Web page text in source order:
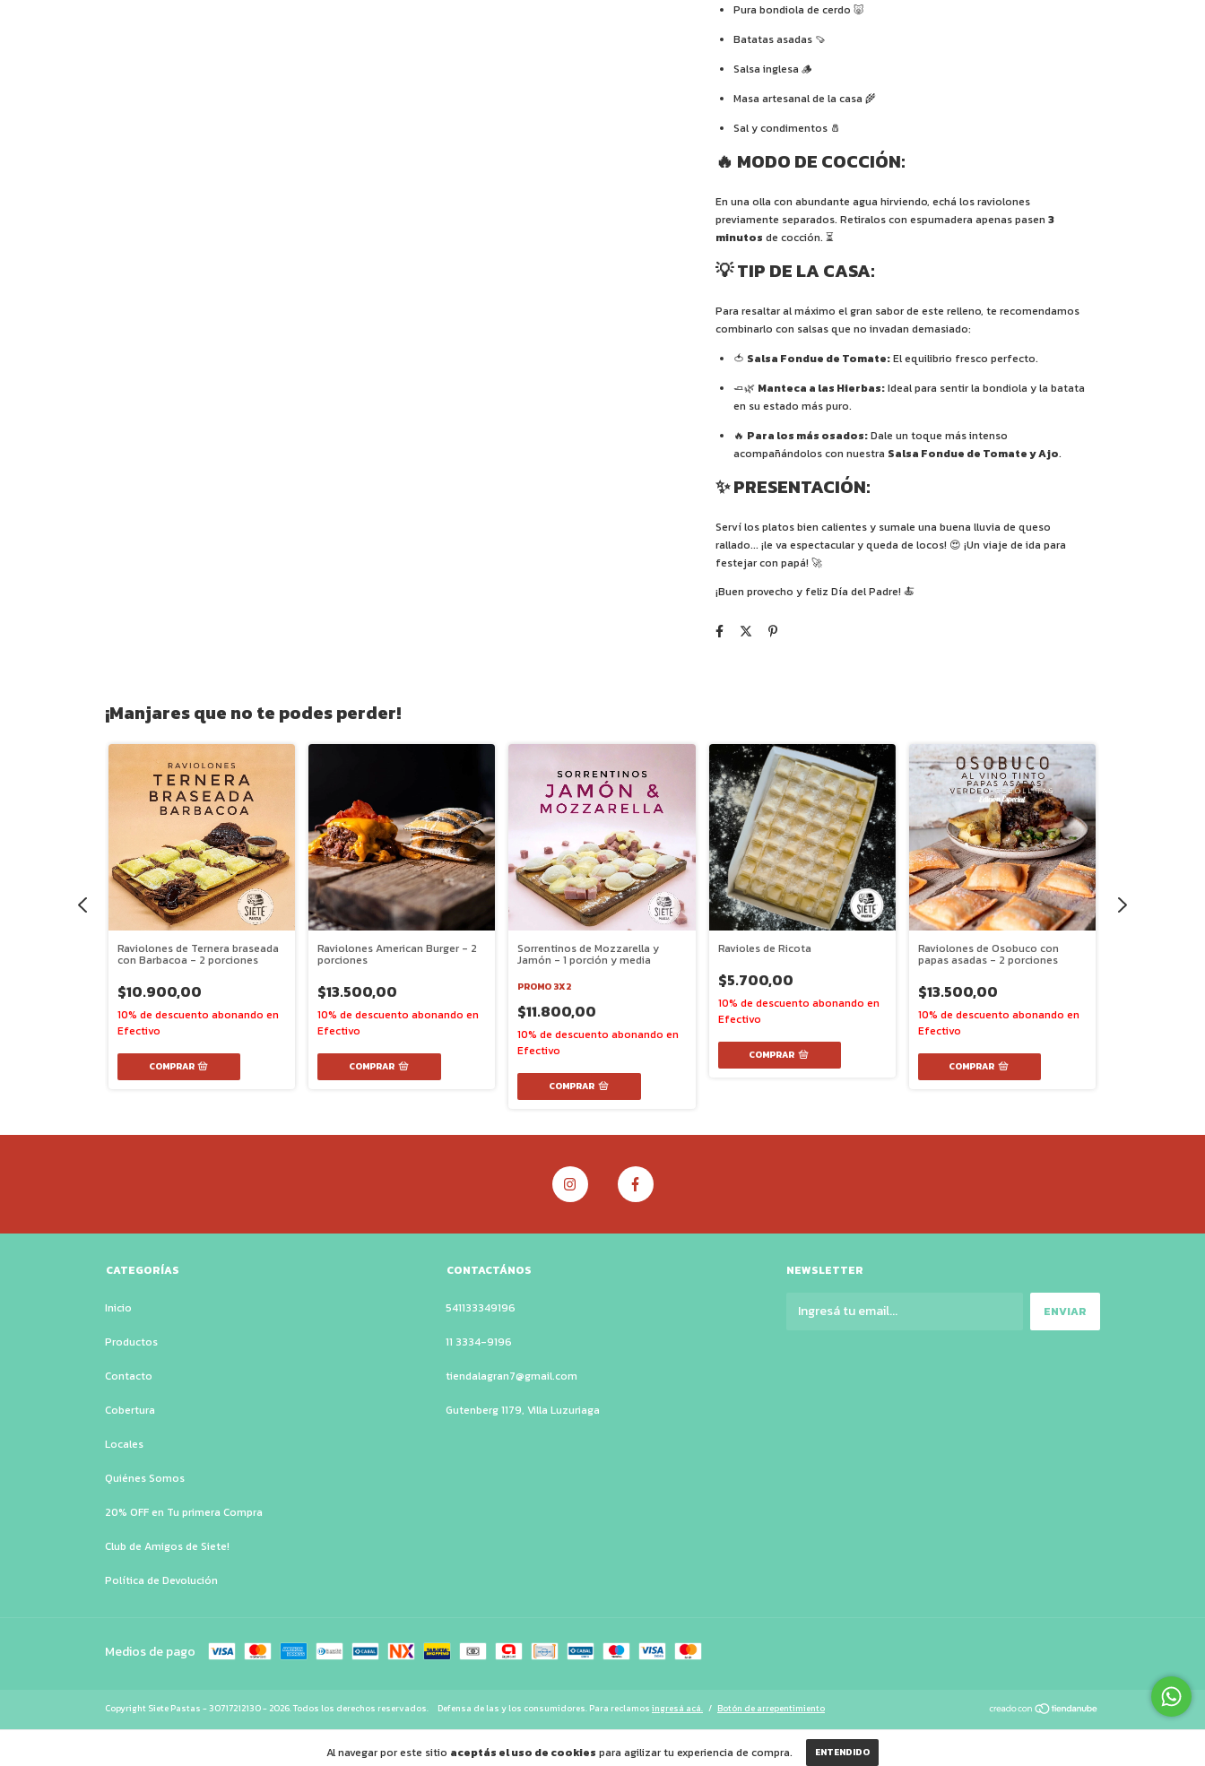
Al navegar por este sitio aceptás el uso de cookies para agilizar tu experiencia de compra. ENTENDIDO
Pura bondiola de cerdo 🐷
Batatas asadas 🍠
Salsa inglesa 🪵
Masa artesanal de la casa 🌾
Sal y condimentos 🧂
🔥 MODO DE COCCIÓN:
En una olla con abundante agua hirviendo, echá los raviolones
previamente separados. Retiralos con espumadera apenas pasen 3
minutos de cocción. ⏳
💡 TIP DE LA CASA:
Para resaltar al máximo el gran sabor de este relleno, te recomendamos
combinarlo con salsas que no invadan demasiado:
🍅 Salsa Fondue de Tomate:El equilibrio fresco perfecto.
🧈🌿 Manteca a las Hierbas:Ideal para sentir la bondiola y la batata
en su estado más puro.
🔥 Para los más osados:Dale un toque más intenso
acompañándolos con nuestra Salsa Fondue de Tomate y Ajo.
✨ PRESENTACIÓN:
Serví los platos bien calientes y sumale una buena lluvia de queso
rallado... ¡le va espectacular y queda de locos! 😍 ¡Un viaje de ida para
festejar con papá! 🚀
¡Buen provecho y feliz Día del Padre! 🍝
¡Manjares que no te podes perder!
Raviolones de Ternera braseada
con Barbacoa - 2 porciones
$10.900,00
Raviolones American Burger - 2
porciones
$13.500,00
Sorrentinos de Mozzarella y
Jamón - 1 porción y media
PROMO 3X2
$11.800,00
Ravioles de Ricota
$5.700,00
Raviolones de Osobuco con
papas asadas - 2 porciones
$13.500,00
CATEGORÍAS
Inicio
Productos
Contacto
Cobertura
Locales
Quiénes Somos
20% OFF en Tu primera Compra
Club de Amigos de Siete!
Política de Devolución
CONTACTÁNOS
541133349196
11 3334-9196
tiendalagran7@gmail.com
Gutenberg 1179, Villa Luzuriaga
NEWSLETTER
Medios de pago
Copyright Siete Pastas - 30717212130 - 2026. Todos los derechos reservados. Defensa de las y los consumidores. Para reclamos ingresá acá. / Botón de arrepentimiento